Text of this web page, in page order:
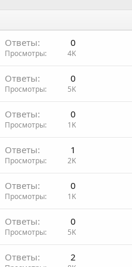
Ответы 0
Просмотры 4K
Ответы 0
Просмотры 5K
Ответы 0
Просмотры 1K
Ответы 1
Просмотры 2K
Ответы 0
Просмотры 1K
Ответы 0
Просмотры 5K
Ответы 2